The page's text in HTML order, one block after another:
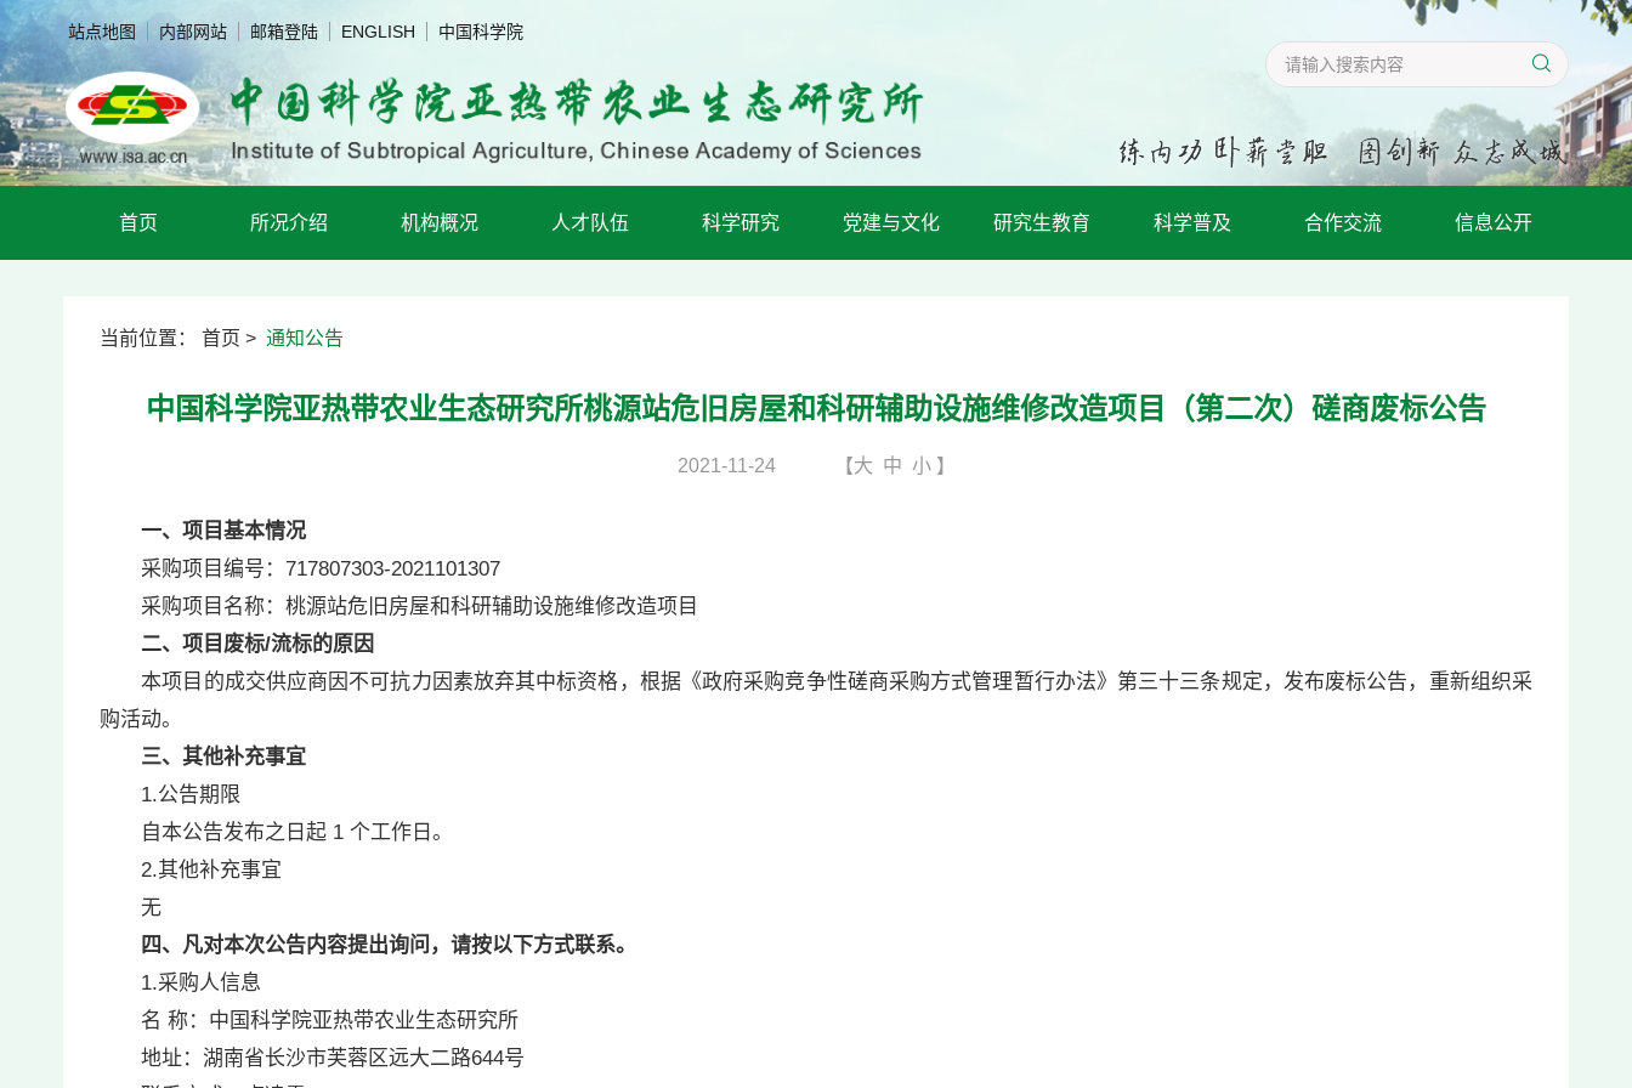
站点地图 内部网站 邮箱登陆 ENGLISH 中国科学院
首页 所况介绍 机构概况 人才队伍 科学研究 党建与文化 研究生教育 科学普及 合作交流 信息公开
当前位置： 首页 > 通知公告
中国科学院亚热带农业生态研究所桃源站危旧房屋和科研辅助设施维修改造项目（第二次）磋商废标公告
2021-11-24 【大 中 小】
一、项目基本情况
采购项目编号：717807303-2021101307
采购项目名称：桃源站危旧房屋和科研辅助设施维修改造项目
二、项目废标/流标的原因
本项目的成交供应商因不可抗力因素放弃其中标资格，根据《政府采购竞争性磋商采购方式管理暂行办法》第三十三条规定，发布废标公告，重新组织采
购活动。
三、其他补充事宜
1.公告期限
自本公告发布之日起 1 个工作日。
2.其他补充事宜
无
四、凡对本次公告内容提出询问，请按以下方式联系。
1.采购人信息
名 称：中国科学院亚热带农业生态研究所
地址：湖南省长沙市芙蓉区远大二路644号